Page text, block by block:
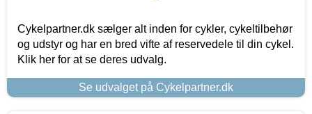
Cykelpartner.dk sælger alt inden for cykler, cykeltilbehør
og udstyr og har en bred vifte af reservedele til din cykel.
Klik her for at se deres udvalg.
Se udvalget på Cykelpartner.dk